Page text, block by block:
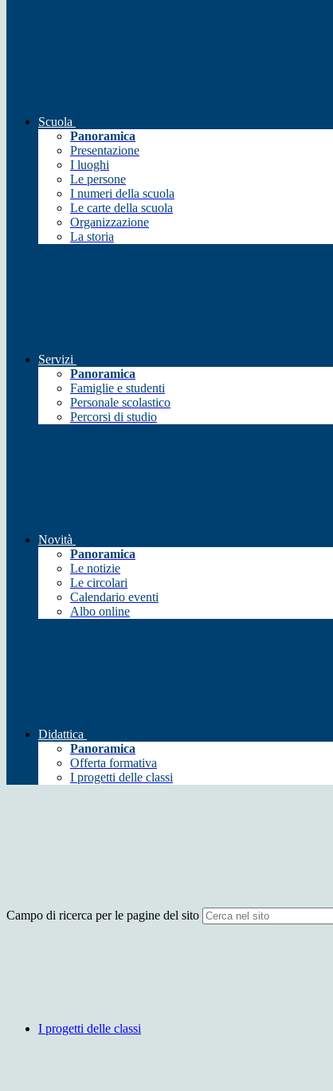
Scuola
Panoramica
Presentazione
I luoghi
Le persone
I numeri della scuola
Le carte della scuola
Organizzazione
La storia
Servizi
Panoramica
Famiglie e studenti
Personale scolastico
Percorsi di studio
Novità
Panoramica
Le notizie
Le circolari
Calendario eventi
Albo online
Didattica
Panoramica
Offerta formativa
I progetti delle classi
Campo di ricerca per le pagine del sito
I progetti delle classi